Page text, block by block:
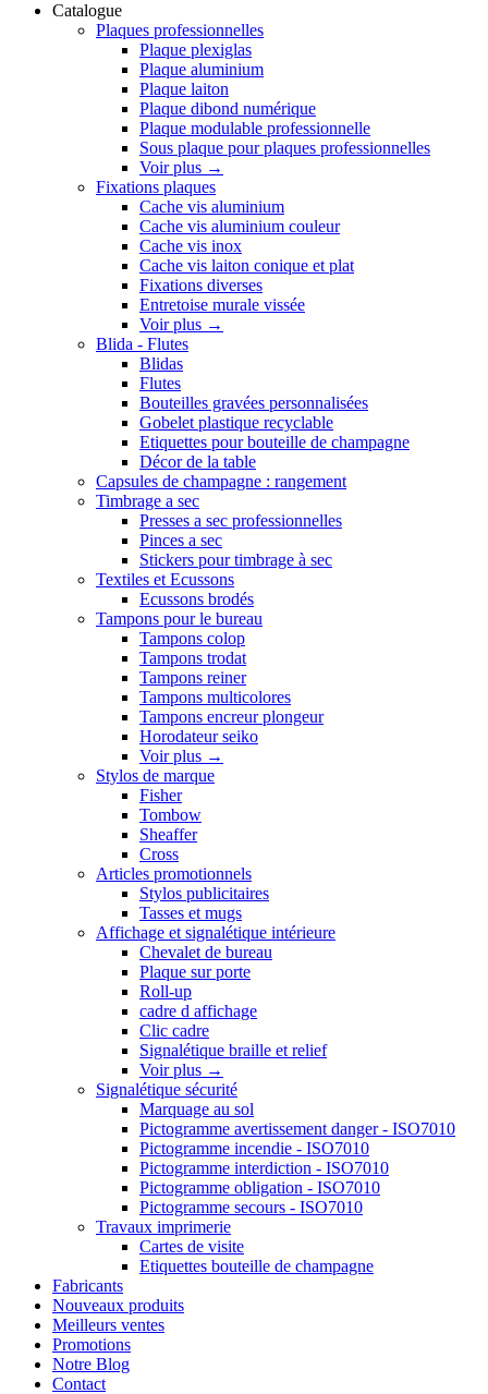
Catalogue
Plaques professionnelles
Plaque plexiglas
Plaque aluminium
Plaque laiton
Plaque dibond numérique
Plaque modulable professionnelle
Sous plaque pour plaques professionnelles
Voir plus →
Fixations plaques
Cache vis aluminium
Cache vis aluminium couleur
Cache vis inox
Cache vis laiton conique et plat
Fixations diverses
Entretoise murale vissée
Voir plus →
Blida - Flutes
Blidas
Flutes
Bouteilles gravées personnalisées
Gobelet plastique recyclable
Etiquettes pour bouteille de champagne
Décor de la table
Capsules de champagne : rangement
Timbrage a sec
Presses a sec professionnelles
Pinces a sec
Stickers pour timbrage à sec
Textiles et Ecussons
Ecussons brodés
Tampons pour le bureau
Tampons colop
Tampons trodat
Tampons reiner
Tampons multicolores
Tampons encreur plongeur
Horodateur seiko
Voir plus →
Stylos de marque
Fisher
Tombow
Sheaffer
Cross
Articles promotionnels
Stylos publicitaires
Tasses et mugs
Affichage et signalétique intérieure
Chevalet de bureau
Plaque sur porte
Roll-up
cadre d affichage
Clic cadre
Signalétique braille et relief
Voir plus →
Signalétique sécurité
Marquage au sol
Pictogramme avertissement danger - ISO7010
Pictogramme incendie - ISO7010
Pictogramme interdiction - ISO7010
Pictogramme obligation - ISO7010
Pictogramme secours - ISO7010
Travaux imprimerie
Cartes de visite
Etiquettes bouteille de champagne
Fabricants
Nouveaux produits
Meilleurs ventes
Promotions
Notre Blog
Contact